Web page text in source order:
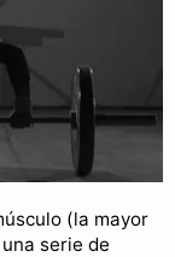
(la mayor
serie de